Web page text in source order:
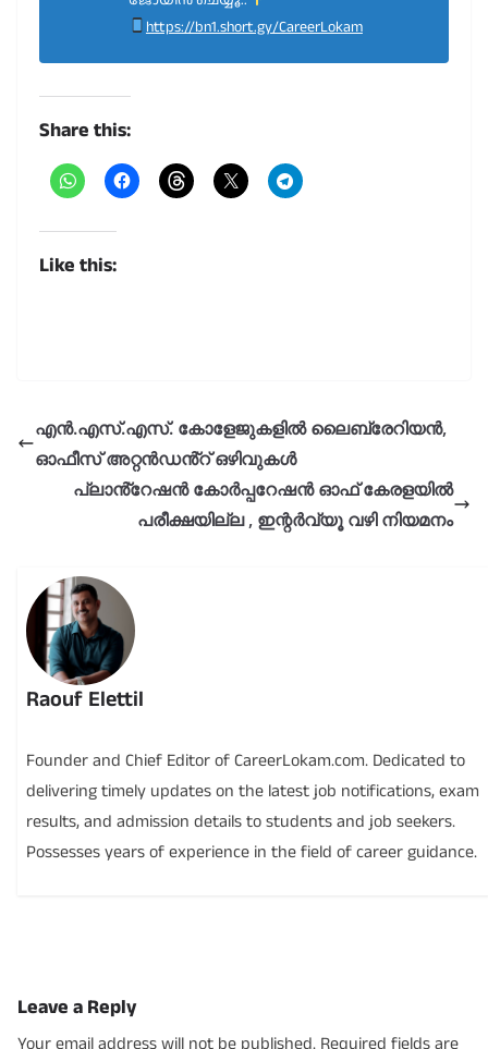
https://bn1.short.gy/CareerLokam
Share this:
Like this:
എൻ.എസ്.എസ്. കോളേജുകളിൽ ലൈബ്രേറിയൻ,
ഓഫീസ് അറ്റൻഡൻ്റ് ഒഴിവുകൾ
പ്ലാൻ്റേഷൻ കോർപ്പറേഷൻ ഓഫ് കേരളയിൽ
പരീക്ഷയില്ല , ഇന്റർവ്യൂ വഴി നിയമനം
Raouf Elettil
Founder and Chief Editor of CareerLokam.com. Dedicated to
delivering timely updates on the latest job notifications, exam
results, and admission details to students and job seekers.
Possesses years of experience in the field of career guidance.
Leave a Reply
Your email address will not be published. Required fields are